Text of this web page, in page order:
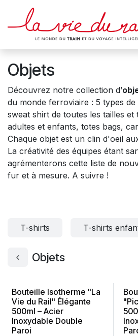
Se rendre au contenu
Objets
Découvrez notre collection d’
du monde ferroviaire : 5 types
sweat shirt de toutes les tailles
adultes et enfants, totes bags,
Chaque objet est un clin d'oeil
La créativité des équipes étant
agrémenterons cette liste de
fur et à mesure. A suivre !
T-shirts T-shirts
Objets
Bouteille Isotherme "La
Vie du Rail" Élégante
500ml – Acier
Inoxydable Double
Paroi